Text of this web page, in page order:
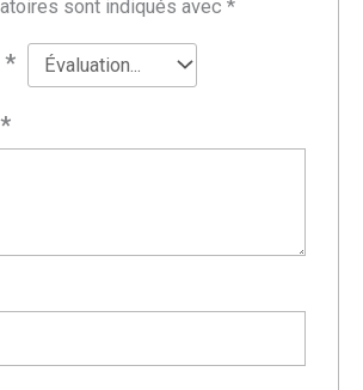
sont indiqués avec*
*
*